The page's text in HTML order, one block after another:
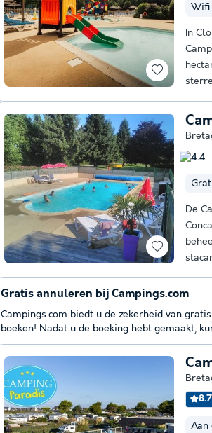
Wifi
In
De
8.7
Aan
Gratis annuleren bij Campings.com
Campings.com biedt u de zekerheid van
boeken! Nadat u de boeking hebt gemaakt,